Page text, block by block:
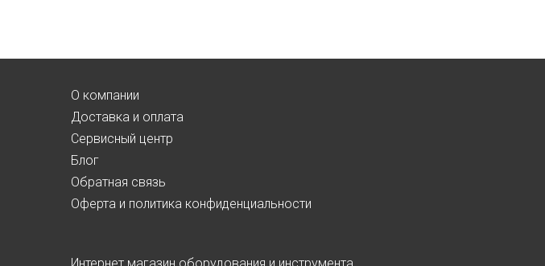
О компании
Доставка и оплата
Сервисный центр
Блог
Обратная связь
Оферта и политика конфиденциальности